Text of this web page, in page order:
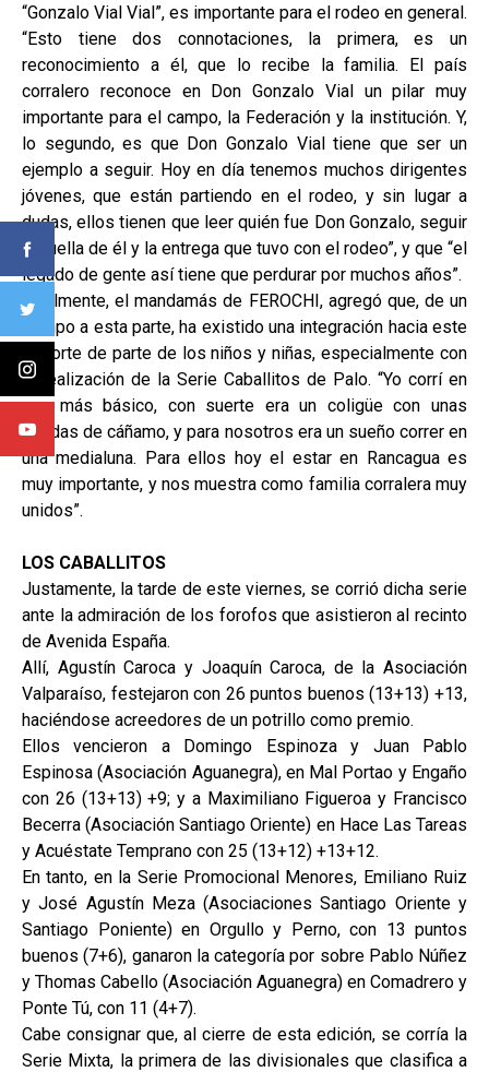
“Gonzalo Vial Vial”, es importante para el rodeo en general.
“Esto tiene dos connotaciones, la primera, es un
reconocimiento a él, que lo recibe la familia. El país
corralero reconoce en Don Gonzalo Vial un pilar muy
importante para el campo, la Federación y la institución. Y,
lo segundo, es que Don Gonzalo Vial tiene que ser un
ejemplo a seguir. Hoy en día tenemos muchos dirigentes
jóvenes, que están partiendo en el rodeo, y sin lugar a
dudas, ellos tienen que leer quién fue Don Gonzalo, seguir
la huella de él y la entrega que tuvo con el rodeo”, y que “el
legado de gente así tiene que perdurar por muchos años”.
Finalmente, el mandamás de FEROCHI, agregó que, de un
tiempo a esta parte, ha existido una integración hacia este
deporte de parte de los niños y niñas, especialmente con
la realización de la Serie Caballitos de Palo. “Yo corrí en
uno más básico, con suerte era un coligüe con unas
riendas de cáñamo, y para nosotros era un sueño correr en
una medialuna. Para ellos hoy el estar en Rancagua es
muy importante, y nos muestra como familia corralera muy
unidos”.
LOS CABALLITOS
Justamente, la tarde de este viernes, se corrió dicha serie
ante la admiración de los forofos que asistieron al recinto
de Avenida España.
Allí, Agustín Caroca y Joaquín Caroca, de la Asociación
Valparaíso, festejaron con 26 puntos buenos (13+13) +13,
haciéndose acreedores de un potrillo como premio.
Ellos vencieron a Domingo Espinoza y Juan Pablo
Espinosa (Asociación Aguanegra), en Mal Portao y Engaño
con 26 (13+13) +9; y a Maximiliano Figueroa y Francisco
Becerra (Asociación Santiago Oriente) en Hace Las Tareas
y Acuéstate Temprano con 25 (13+12) +13+12.
En tanto, en la Serie Promocional Menores, Emiliano Ruiz
y José Agustín Meza (Asociaciones Santiago Oriente y
Santiago Poniente) en Orgullo y Perno, con 13 puntos
buenos (7+6), ganaron la categoría por sobre Pablo Núñez
y Thomas Cabello (Asociación Aguanegra) en Comadrero y
Ponte Tú, con 11 (4+7).
Cabe consignar que, al cierre de esta edición, se corría la
Serie Mixta, la primera de las divisionales que clasifica a